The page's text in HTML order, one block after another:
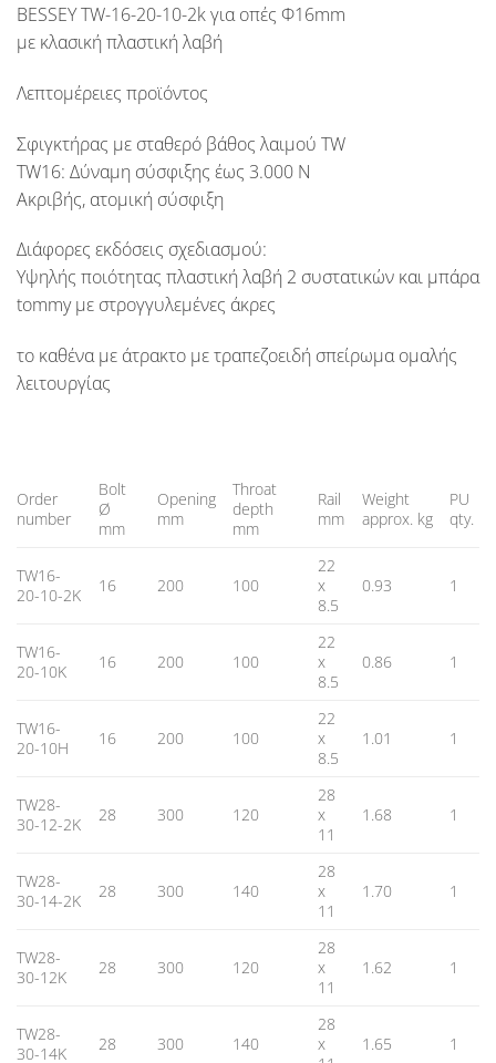
BESSEY TW-16-20-10-2k για οπές Φ16mm
με κλασική πλαστική λαβή
Λεπτομέρειες προϊόντος
Σφιγκτήρας με σταθερό βάθος λαιμού TW
TW16: Δύναμη σύσφιξης έως 3.000 N
Ακριβής, ατομική σύσφιξη
Διάφορες εκδόσεις σχεδιασμού:
Υψηλής ποιότητας πλαστική λαβή 2 συστατικών και μπάρα
tommy με στρογγυλεμένες άκρες
το καθένα με άτρακτο με τραπεζοειδή σπείρωμα ομαλής
λειτουργίας
Order
number
Bolt
Ø
mm
Opening
mm
Throat
depth
mm
Rail
mm
Weight
approx. kg
PU
qty.
TW16-
20-10-2K
16 200 100
22
x
8.5
0.93 1
TW16-
20-10K
16 200 100
22
x
8.5
0.86 1
TW16-
20-10H
16 200 100
22
x
8.5
1.01 1
TW28-
30-12-2K
28 300 120
28
x
11
1.68 1
TW28-
30-14-2K
28 300 140
28
x
11
1.70 1
TW28-
30-12K
28 300 120
28
x
11
1.62 1
TW28-
30-14K
28 300 140
28
x
1.65 1